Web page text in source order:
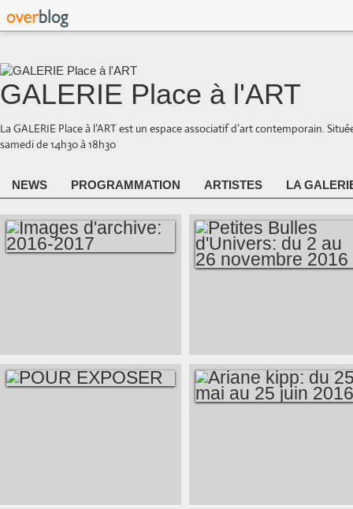
GALERIE Place à l'ART
La GALERIE Place à l’ART est un espace associatif d’art contemporain.
samedi de 14h30 à 18h30
NEWS PROGRAMMATION ARTISTES LA
AU 26 NOVEMBRE
2016